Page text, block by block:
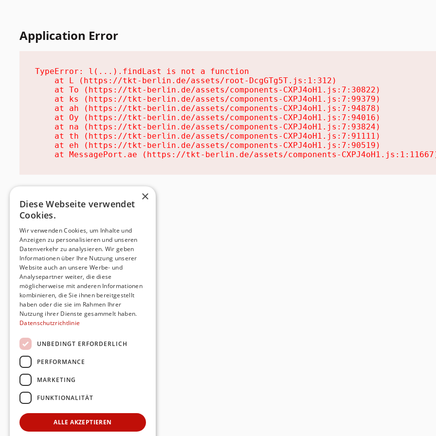
Application Error
TypeError: l(...).findLast is not a function
    at L (https://tkt-berlin.de/assets/root-DcgGTg5T.js:1:312)
    at To (https://tkt-berlin.de/assets/components-CXPJ4oH1.js:7:30822)
    at ks (https://tkt-berlin.de/assets/components-CXPJ4oH1.js:7:99379)
    at ah (https://tkt-berlin.de/assets/components-CXPJ4oH1.js:7:94878)
    at Oy (https://tkt-berlin.de/assets/components-CXPJ4oH1.js:7:94016)
    at na (https://tkt-berlin.de/assets/components-CXPJ4oH1.js:7:93824)
    at th (https://tkt-berlin.de/assets/components-CXPJ4oH1.js:7:91111)
    at eh (https://tkt-berlin.de/assets/components-CXPJ4oH1.js:7:90519)
at MessagePort.ae (https://tkt-berlin.de/assets/components-
×
Diese Webseite verwendet
Cookies.
Wir verwenden Cookies, um Inhalte und
Anzeigen zu personalisieren und unseren
Datenverkehr zu analysieren. Wir geben
Informationen über Ihre Nutzung unserer
Website auch an unsere Werbe- und
Analysepartner weiter, die diese
möglicherweise mit anderen Informationen
kombinieren, die Sie ihnen bereitgestellt
haben oder die sie im Rahmen Ihrer
Nutzung ihrer Dienste gesammelt haben.
Datenschutzrichtlinie
UNBEDINGT ERFORDERLICH
PERFORMANCE
MARKETING
FUNKTIONALITÄT
ALLE AKZEPTIEREN